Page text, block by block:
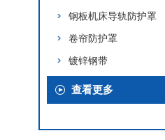
钢板机床导轨防护罩
卷帘防护罩
镀锌钢带
查看更多